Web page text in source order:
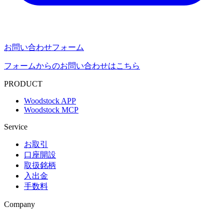
お問い合わせフォーム
フォームからのお問い合わせはこちら
PRODUCT
Woodstock APP
Woodstock MCP
Service
お取引
口座開設
取扱銘柄
入出金
手数料
Company